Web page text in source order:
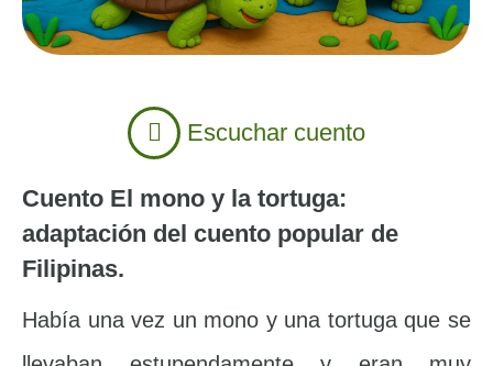
Escuchar cuento
Cuento El mono y la tortuga:
adaptación del cuento popular de
Filipinas.
Había una vez un mono y una tortuga que se